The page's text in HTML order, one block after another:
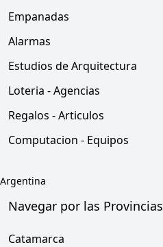
Empanadas
Alarmas
Estudios de Arquitectura
Loteria - Agencias
Regalos - Articulos
Computacion - Equipos
Argentina
Navegar por las Provincias
Catamarca